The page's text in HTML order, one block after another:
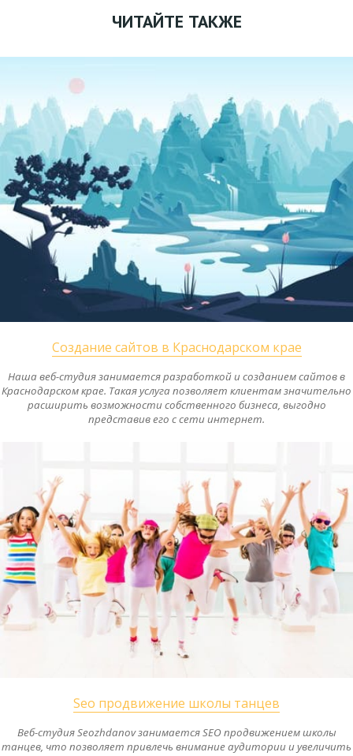
ЧИТАЙТЕ ТАКЖЕ
Создание сайтов в Краснодарском крае
Наша веб-студия занимается разработкой и созданием сайтов в
Краснодарском крае. Такая услуга позволяет клиентам значительно
расширить возможности собственного бизнеса, выгодно
представив его с сети интернет.
Seo продвижение школы танцев
Веб-студия Seozhdanov занимается SEO продвижением школы
танцев, что позволяет привлечь внимание аудитории и увеличить